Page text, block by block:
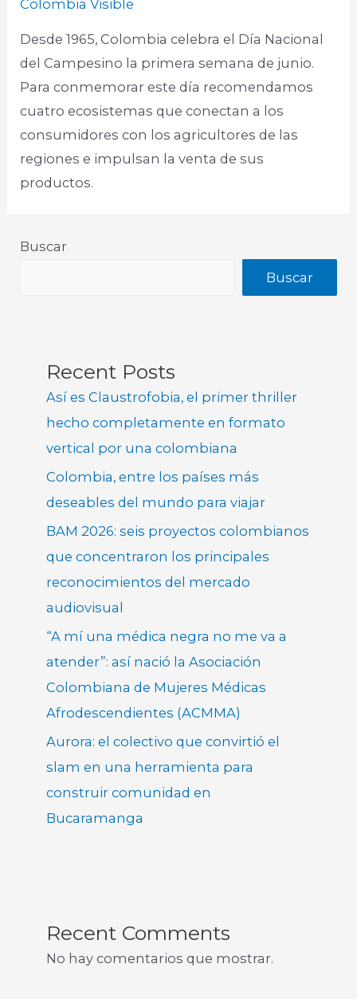
Colombia Visible
Desde 1965, Colombia celebra el Día Nacional
del Campesino la primera semana de junio.
Para conmemorar este día recomendamos
cuatro ecosistemas que conectan a los
consumidores con los agricultores de las
regiones e impulsan la venta de sus
productos.
Buscar
Buscar
Recent Posts
Así es Claustrofobia, el primer thriller
hecho completamente en formato
vertical por una colombiana
Colombia, entre los países más
deseables del mundo para viajar
BAM 2026: seis proyectos colombianos
que concentraron los principales
reconocimientos del mercado
audiovisual
“A mí una médica negra no me va a
atender”: así nació la Asociación
Colombiana de Mujeres Médicas
Afrodescendientes (ACMMA)
Aurora: el colectivo que convirtió el
slam en una herramienta para
construir comunidad en
Bucaramanga
Recent Comments
No hay comentarios que mostrar.